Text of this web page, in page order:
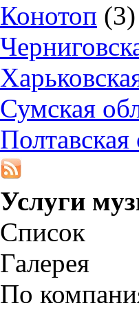
Конотоп (3)
Сумская
Полтавская
Услуги
Список
Галерея
По